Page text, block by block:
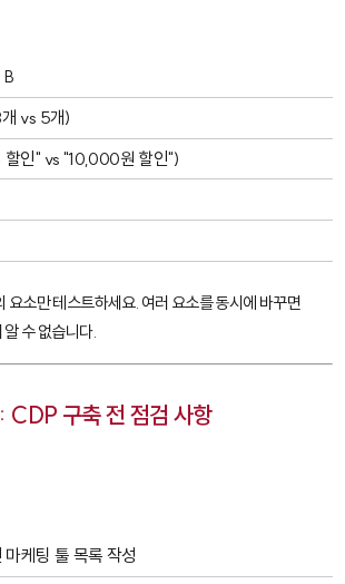
vs 5개)
인" vs "10,000원 할인")
요소만 테스트하세요. 여러 요소를 동시에 바꾸면
수 없습니다.
CDP 구축 전 점검 사항
케팅 툴 목록 작성